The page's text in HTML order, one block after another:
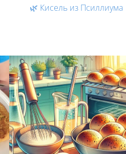
🌿 Кисель из Псиллиума